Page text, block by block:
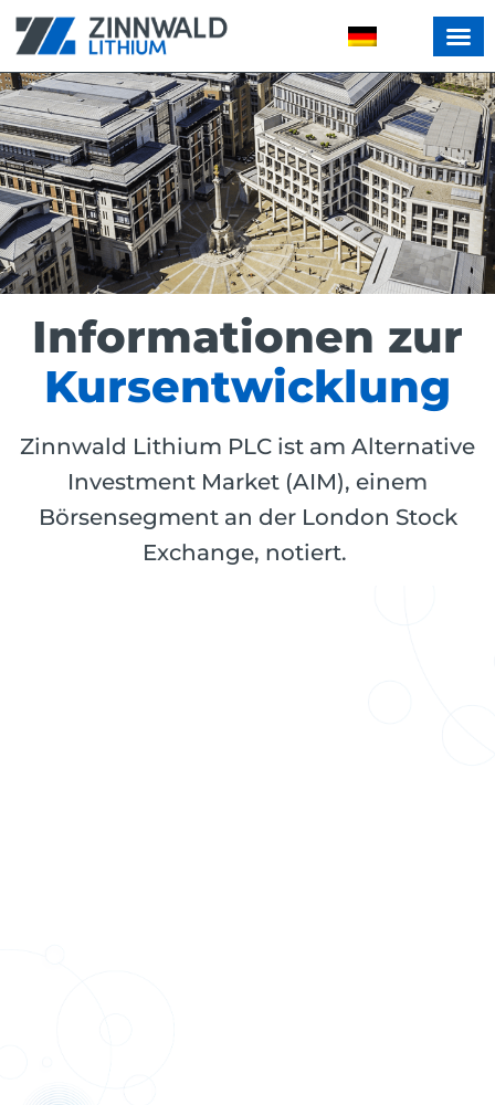
Informationen zur
Kursentwicklung
Zinnwald Lithium PLC ist am Alternative
Investment Market (AIM), einem
Börsensegment an der London Stock
Exchange, notiert.